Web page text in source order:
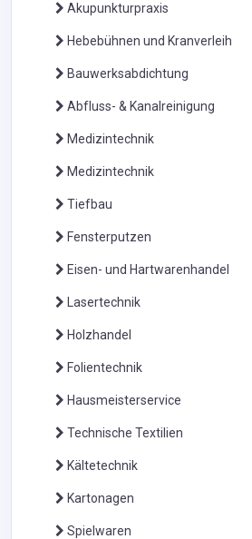
Akupunkturpraxis
Hebebühnen und Kranverleih
Bauwerksabdichtung
Abfluss- & Kanalreinigung
Medizintechnik
Medizintechnik
Tiefbau
Fensterputzen
Eisen- und Hartwarenhandel
Lasertechnik
Holzhandel
Folientechnik
Hausmeisterservice
Technische Textilien
Kältetechnik
Kartonagen
Spielwaren